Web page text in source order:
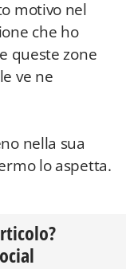
motivo nel
che ho
queste zone
ve ne
nella sua
lo aspetta.